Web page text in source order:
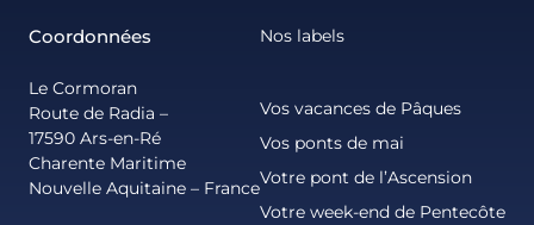
Coordonnées
Le Cormoran
Route de Radia –
17590 Ars-en-Ré
Charente Maritime
Nouvelle Aquitaine – France
Nos labels
Vos vacances de Pâques
Vos ponts de mai
Votre pont de l’Ascension
Votre week-end de Pentecôte